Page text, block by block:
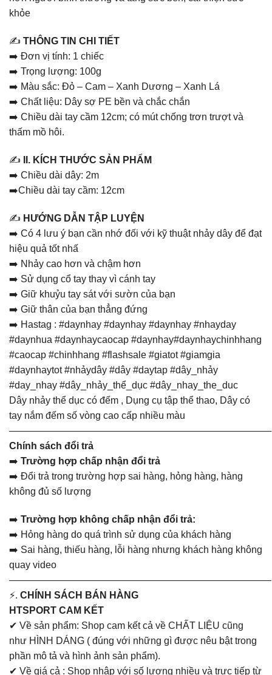
khỏe
✍️ THÔNG TIN CHI TIẾT
➡️ Đơn vị tính: 1 chiếc
➡️ Trọng lượng: 100g
➡️ Màu sắc: Đỏ – Cam – Xanh Dương – Xanh Lá
➡️ Chất liệu: Dây sợ PE bền và chắc chắn
➡️ Chiều dài tay cầm 12cm; có mút chống trơn trượt và
thấm mồ hôi.
✍️
II. KÍCH THƯỚC SẢN PHẨM
➡️ Chiều dài dây: 2m
➡️Chiều dài tay cầm: 12cm
✍️ HƯỚNG DẪN TẬP LUYỆN
➡️ Có 4 lưu ý bạn cần nhớ đối với kỹ thuật nhảy dây để đạt
hiệu quả tốt nhấ
➡️ Nhảy cao hơn và chậm hơn
➡️ Sử dụng cổ tay thay vì cánh tay
➡️ Giữ khuỷu tay sát với sườn của bạn
➡️ Giữ thân của bạn thẳng đứng
➡️ Hastag : #daynhay #daynhay #daynhay #nhayday
#daynhua #daynhaycaocap #daynhay#daynhaychinhhang
#caocap #chinhhang #flashsale #giatot #giamgia
#daynhaytot #nhảydây #dây #daytap #dây_nhảy
#day_nhay #dây_nhảy_thể_dục #dây_nhay_the_duc
Dây nhảy thể dục có đếm , Dụng cụ tập thể thao, Dây có
tay nắm đếm số vòng cao cấp nhiều màu
Chính sách đổi trả
➡️ Trường hợp chấp nhận đổi trả
➡️ Đổi trả trong trường hợp sai hàng, hỏng hàng, hàng
không đủ số lượng
➡️ Trường hợp không chấp nhận đổi trả:
➡️ Hỏng hàng do quá trình sử dụng của khách hàng
➡️ Sai hàng, thiếu hàng, lỗi hàng nhưng khách hàng không
quay video
———————————————————————————
⚡. CHÍNH SÁCH BÁN HÀNG
HTSPORT CAM KẾT
✔ Về sản phẩm: Shop cam kết cả về CHẤT LIỆU cũng
như HÌNH DÁNG ( đúng với những gì được nêu bật trong
phần mô tả và hình ảnh sản phẩm).
✔ Về giá cả : Shop nhập với số lượng nhiều và trực tiếp từ